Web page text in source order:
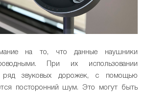
на то, что данные наушники
При их использовании
ряд звуковых дорожек, с помощью
посторонний шум. Это могут быть